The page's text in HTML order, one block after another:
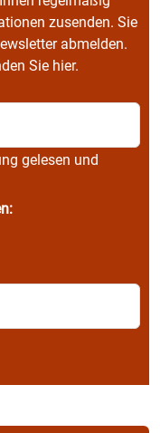
zusenden. Sie
abmelden.
Sie hier.
gelesen und